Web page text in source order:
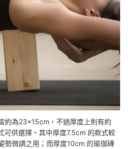
約為23×15cm，不過厚度上則有約
可供選擇。其中厚度7.5cm 的款式較
勢微調之用；而厚度10cm 的瑜珈磚